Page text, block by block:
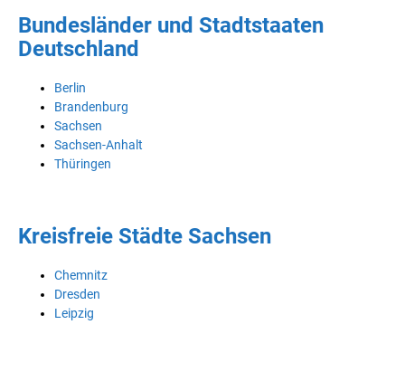
Bundesländer und Stadtstaaten
Deutschland
Berlin
Brandenburg
Sachsen
Sachsen-Anhalt
Thüringen
Kreisfreie Städte Sachsen
Chemnitz
Dresden
Leipzig